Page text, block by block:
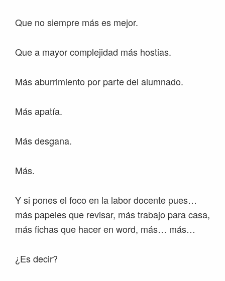
Que no siempre más es mejor.
Que a mayor complejidad más hostias.
Más aburrimiento por parte del alumnado.
Más apatía.
Más desgana.
Más.
Y si pones el foco en la labor docente pues…
más papeles que revisar, más trabajo para casa,
más fichas que hacer en word, más… más…
¿Es decir?